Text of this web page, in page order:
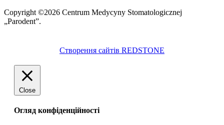
Copyright ©2026 Centrum Medycyny Stomatologicznej
„Parodent”.
Створення сайтів REDSTONE
Close
Огляд конфіденційності